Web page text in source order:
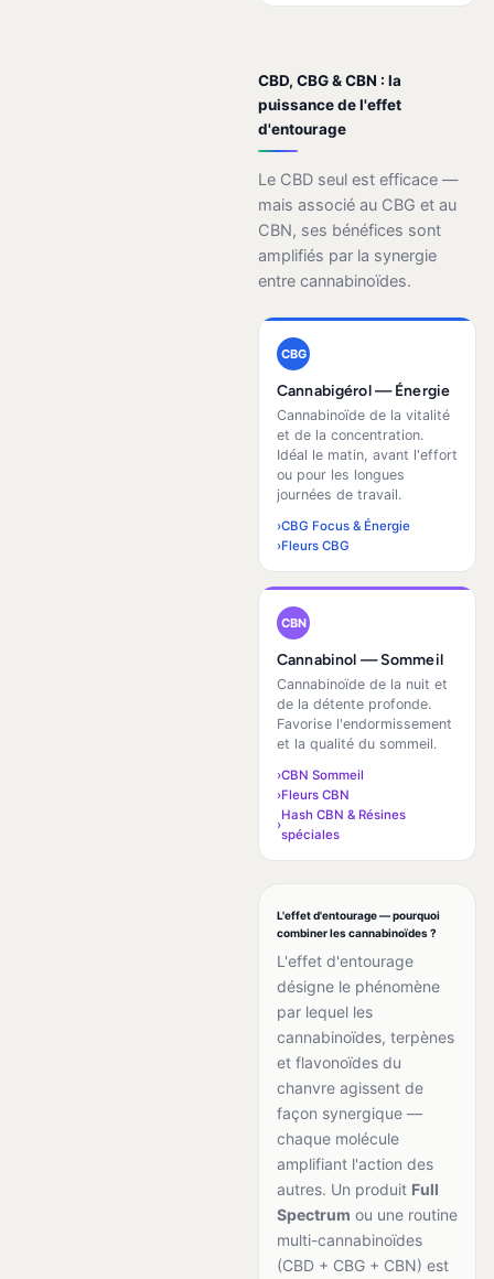
CBD, CBG & CBN : la
puissance de l'effet
d'entourage
Le CBD seul est efficace —
mais associé au CBG et au
CBN, ses bénéfices sont
amplifiés par la synergie
entre cannabinoïdes.
CBG
Cannabigérol — Énergie
Cannabinoïde de la vitalité
et de la concentration.
Idéal le matin, avant l'effort
ou pour les longues
journées de travail.
CBG Focus & Énergie
Fleurs CBG
CBN
Cannabinol — Sommeil
Cannabinoïde de la nuit et
de la détente profonde.
Favorise l'endormissement
et la qualité du sommeil.
CBN Sommeil
Fleurs CBN
Hash CBN & Résines
spéciales
L'effet d'entourage — pourquoi
combiner les cannabinoïdes ?
L'effet d'entourage
désigne le phénomène
par lequel les
cannabinoïdes, terpènes
et flavonoïdes du
chanvre agissent de
façon synergique —
chaque molécule
amplifiant l'action des
autres. Un produit Full
Spectrum ou une routine
multi-cannabinoïdes
(CBD + CBG + CBN) est